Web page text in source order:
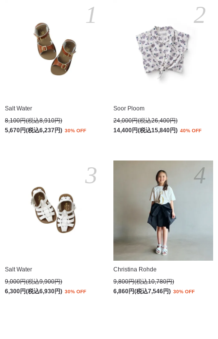
Salt Water
8,100円(税込8,910円)
5,670円(税込6,237円) 30% OFF
1
Soor Ploom
24,000円(税込26,400円)
14,400円(税込15,840円) 40% OFF
2
Salt Water
9,000円(税込9,900円)
6,300円(税込6,930円) 30% OFF
3
Christina Rohde
9,800円(税込10,780円)
6,860円(税込7,546円) 30% OFF
4